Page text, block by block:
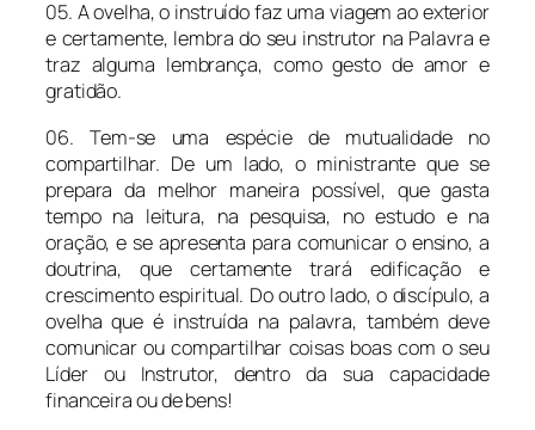
05. A ovelha, o instruído faz uma viagem ao exterior
e certamente, lembra do seu instrutor na Palavra e
traz alguma lembrança, como gesto de amor e
gratidão.
06. Tem-se uma espécie de mutualidade no
compartilhar. De um lado, o ministrante que se
prepara da melhor maneira possível, que gasta
tempo na leitura, na pesquisa, no estudo e na
oração, e se apresenta para comunicar o ensino, a
doutrina, que certamente trará edificação e
crescimento espiritual. Do outro lado, o discípulo, a
ovelha que é instruída na palavra, também deve
comunicar ou compartilhar coisas boas com o seu
Líder ou Instrutor, dentro da sua capacidade
financeira ou de bens!